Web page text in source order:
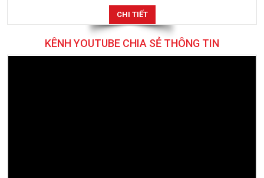
KÊNH YOUTUBE CHIA SẺ THÔNG TIN